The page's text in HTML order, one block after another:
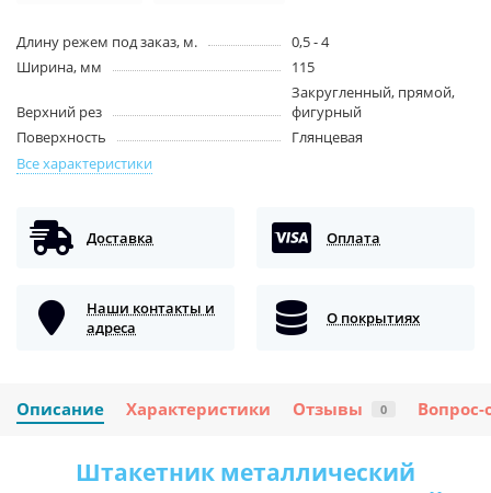
Длину режем под заказ, м.
0,5 - 4
Ширина, мм
115
Верхний рез
Закругленный, прямой,
фигурный
Поверхность
Глянцевая
Все характеристики
Доставка Оплата
Наши контакты и
адреса
О покрытиях
Описание Характеристики Отзывы 0 Вопрос-
Штакетник металлический